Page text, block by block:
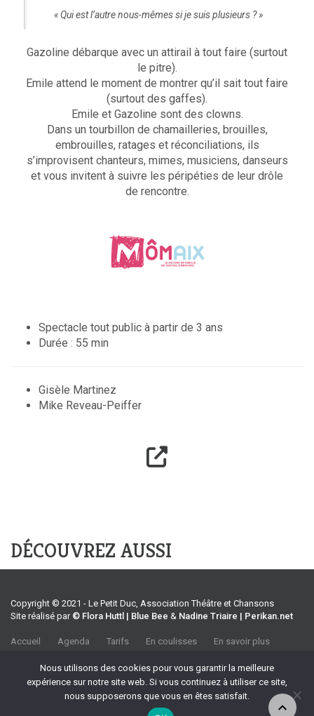
« Qui est l’autre nous-mêmes si je suis plusieurs ? »
Gazoline débarque avec un attirail à tout faire (surtout
le pitre).
Emile attend le moment de montrer qu’il sait tout faire
(surtout des gaffes).
Emile et Gazoline sont des clowns.
Dans un tourbillon de chamailleries, brouilles,
embrouilles, ratages et réconciliations, ils
s’improvisent chanteurs, mimes, musiciens, danseurs
et vous invitent à suivre les péripéties de leur drôle
de rencontre.
Spectacle tout public à partir de 3 ans
Durée : 55 min
Gisèle Martinez
Mike Reveau-Peiffer
DÉCOUVREZ AUSSI
Copyright © 2021 - Le Petit Duc, Association Théâtre et Chansons
Site réalisé par © Flora Huttl | Blue Bee & Nadine Triaire | Perikan.net
Accueil Agenda Tarifs En coulisses
En savoir plus
Association Théâtre et Chansons
35 rue Emile Tavan, 13100 Aix-en-Provence
04 42 27 37 39
Nous utilisons des cookies pour vous garantir la meilleure
expérience sur notre site web. Si vous continuez à utiliser ce site,
nous supposerons que vous en êtes satisfait.